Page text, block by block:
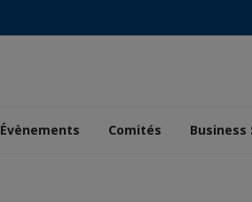
Évènements Comités Business